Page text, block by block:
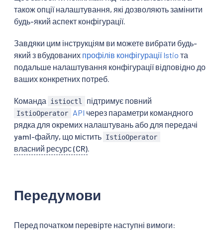
також опції налаштування, які дозволяють замінити
будь-який аспект конфігурації.
Завдяки цим інструкціям ви можете вибрати будь-
який з вбудованих профілів конфігурації Istio та
подальше налаштування конфігурації відповідно до
ваших конкретних потреб.
Команда istioctl підтримує повний
IstioOperator API через параметри командного
рядка для окремих налаштувань або для передачі
yaml-файлу, що містить IstioOperator
власний ресурс (CR)
Передумови
Перед початком перевірте наступні вимоги: